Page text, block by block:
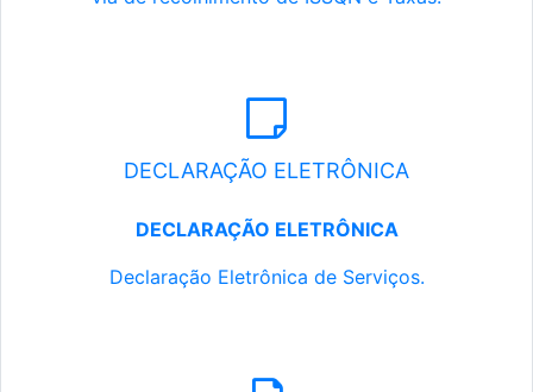
DECLARAÇÃO ELETRÔNICA
DECLARAÇÃO ELETRÔNICA
Declaração Eletrônica de Serviços.